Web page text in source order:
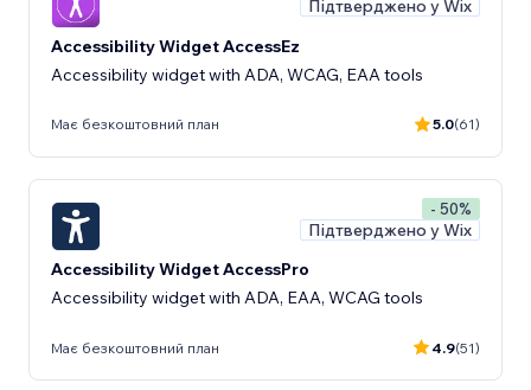
Підтверджено у Wix
Accessibility Widget AccessEz
Accessibility widget with ADA, WCAG, EAA tools
Має безкоштовний план 5.0(61)
- 50%
Підтверджено у Wix
Accessibility Widget AccessPro
Accessibility widget with ADA, EAA, WCAG tools
Має безкоштовний план 4.9(51)